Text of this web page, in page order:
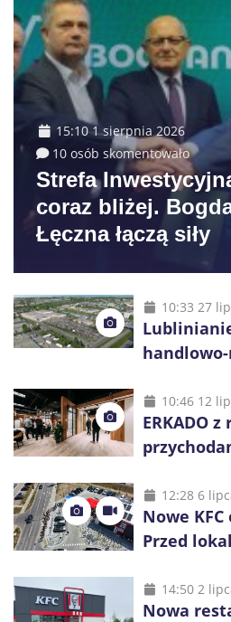
15:10 1 sierpnia 2026
10 osób skomentowało
Strefa
coraz bliżej.
Łęczna łączą siły
10:33 27
10:46 12
ERKADO
inwestycje
12:28 6
Nowe
Przed
14:50 2
Nowa